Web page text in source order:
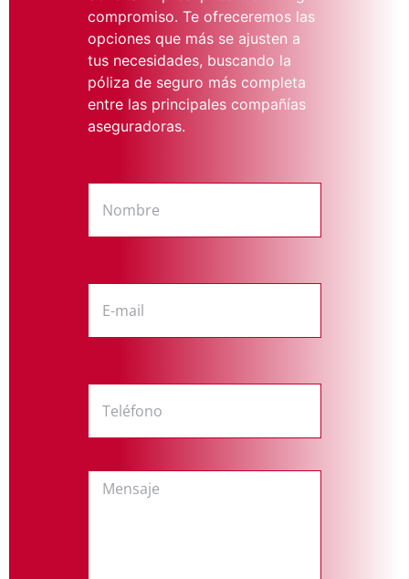
compromiso. Te ofreceremos las
opciones que más se ajusten a
tus necesidades, buscando la
póliza de seguro más completa
entre las principales compañías
aseguradoras.